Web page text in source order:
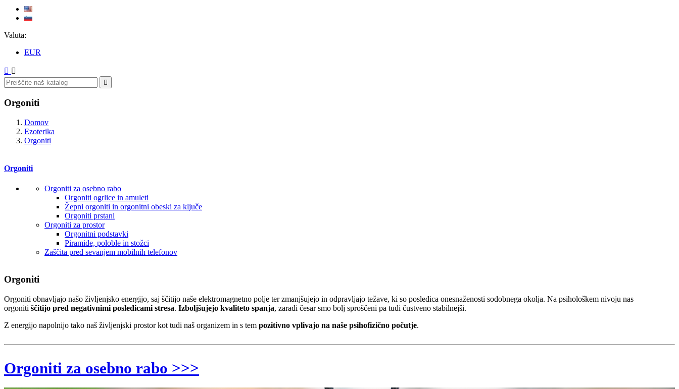
Valuta:
EUR
 

Orgoniti
Domov
Ezoterika
Orgoniti
Orgoniti
Orgoniti za osebno rabo
Orgoniti ogrlice in amuleti
Žepni orgoniti in orgonitni obeski za ključe
Orgoniti prstani
Orgoniti za prostor
Orgonitni podstavki
Piramide, poloble in stožci
Zaščita pred sevanjem mobilnih telefonov
Orgoniti
Orgoniti obnavljajo našo življenjsko energijo, saj ščitijo naše elektromagnetno polje ter zmanjšujejo in odpravljajo težave, ki so posledica onesnaženosti sodobnega okolja. Na psihološkem nivoju nas
orgoniti ščitijo pred negativnimi posledicami stresa. Izboljšujejo kvaliteto spanja, zaradi česar smo bolj sproščeni pa tudi čustveno stabilnejši.
Z energijo napolnijo tako naš življenjski prostor kot tudi naš organizem in s tem pozitivno vplivajo na naše psihofizično počutje.
Orgoniti za osebno rabo >>>